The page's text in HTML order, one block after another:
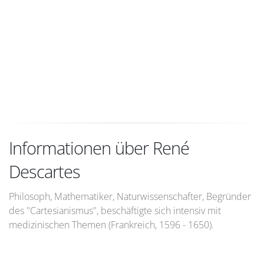
Informationen über René
Descartes
Philosoph, Mathematiker, Naturwissenschafter, Begründer
des "Cartesianismus", beschäftigte sich intensiv mit
medizinischen Themen (Frankreich, 1596 - 1650).